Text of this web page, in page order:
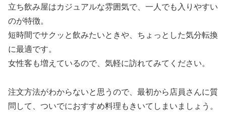
立ち飲み屋はカジュアルな雰囲気で、一人でも入りやすい
のが特徴。
短時間でサクッと飲みたいときや、ちょっとした気分転換
に最適です。
女性客も増えているので、気軽に訪れてみてください。
注文方法がわからないと思うので、最初から店員さんに質
問して、ついでにおすすめ料理もきいてしまいましょう。